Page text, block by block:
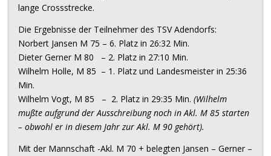
lange Crossstrecke.
Die Ergebnisse der Teilnehmer des TSV Adendorfs:
Norbert Jansen M 75 – 6. Platz in 26:32 Min.
Dieter Gerner M 80 – 2. Platz in 27:10 Min.
Wilhelm Holle, M 85 – 1. Platz und Landesmeister in 25:36
Min.
Wilhelm Vogt, M 85 – 2. Platz in 29:35 Min. (Wilhelm
mußte aufgrund der Ausschreibung noch in Akl. M 85 starten
– obwohl er in diesem Jahr zur Akl. M 90 gehört).
Mit der Mannschaft -Akl. M 70 + belegten Jansen – Gerner –